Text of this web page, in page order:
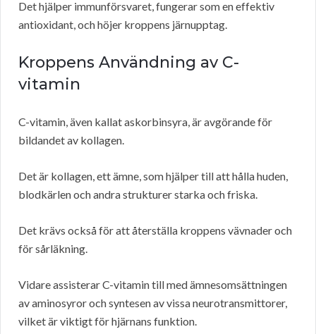
Det hjälper immunförsvaret, fungerar som en effektiv
antioxidant, och höjer kroppens järnupptag.
Kroppens Användning av C-
vitamin
C-vitamin, även kallat askorbinsyra, är avgörande för
bildandet av kollagen.
Det är kollagen, ett ämne, som hjälper till att hålla huden,
blodkärlen och andra strukturer starka och friska.
Det krävs också för att återställa kroppens vävnader och
för sårläkning.
Vidare assisterar C-vitamin till med ämnesomsättningen
av aminosyror och syntesen av vissa neurotransmittorer,
vilket är viktigt för hjärnans funktion.